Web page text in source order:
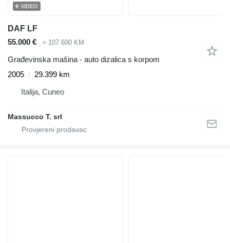
VIDEO
DAF LF
55.000 €
≈ 107.600 KM
Građevinska mašina - auto dizalica s korpom
2005
29.399 km
Italija, Cuneo
Massucco T. srl